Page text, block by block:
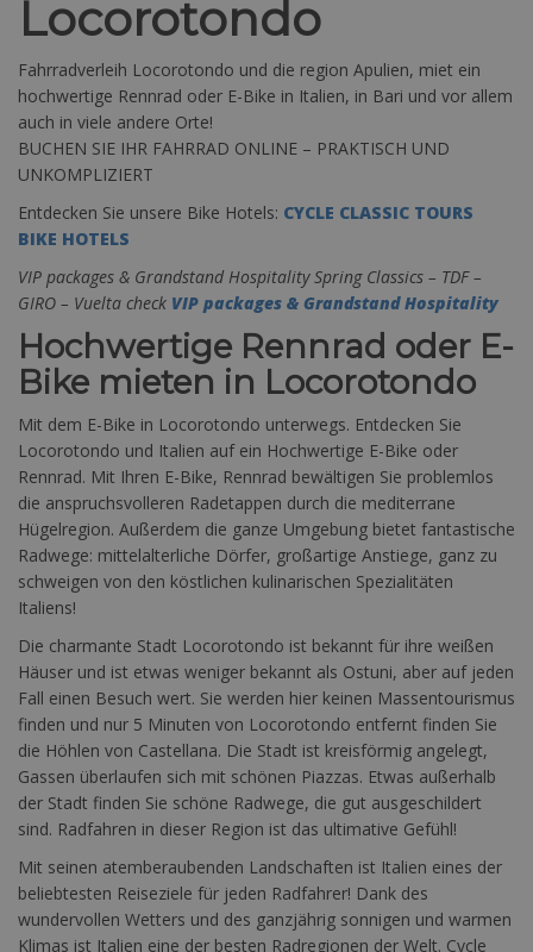
Locorotondo
Fahrradverleih Locorotondo und die region Apulien, miet ein
hochwertige Rennrad oder E-Bike in Italien, in Bari und vor allem
auch in viele andere Orte!
BUCHEN SIE IHR FAHRRAD ONLINE – PRAKTISCH UND
UNKOMPLIZIERT
Entdecken Sie unsere Bike Hotels: CYCLE CLASSIC TOURS
BIKE HOTELS
VIP packages & Grandstand Hospitality Spring Classics – TDF –
GIRO – Vuelta check VIP packages & Grandstand Hospitality
Hochwertige Rennrad oder E-
Bike mieten in Locorotondo
Mit dem E-Bike in Locorotondo unterwegs. Entdecken Sie
Locorotondo und Italien auf ein Hochwertige E-Bike oder
Rennrad. Mit Ihren E-Bike, Rennrad bewältigen Sie problemlos
die anspruchsvolleren Radetappen durch die mediterrane
Hügelregion. Außerdem die ganze Umgebung bietet fantastische
Radwege: mittelalterliche Dörfer, großartige Anstiege, ganz zu
schweigen von den köstlichen kulinarischen Spezialitäten
Italiens!
Die charmante Stadt Locorotondo ist bekannt für ihre weißen
Häuser und ist etwas weniger bekannt als Ostuni, aber auf jeden
Fall einen Besuch wert. Sie werden hier keinen Massentourismus
finden und nur 5 Minuten von Locorotondo entfernt finden Sie
die Höhlen von Castellana. Die Stadt ist kreisförmig angelegt,
Gassen überlaufen sich mit schönen Piazzas. Etwas außerhalb
der Stadt finden Sie schöne Radwege, die gut ausgeschildert
sind. Radfahren in dieser Region ist das ultimative Gefühl!
Mit seinen atemberaubenden Landschaften ist Italien eines der
beliebtesten Reiseziele für jeden Radfahrer! Dank des
wundervollen Wetters und des ganzjährig sonnigen und warmen
Klimas ist Italien eine der besten Radregionen der Welt. Cycle